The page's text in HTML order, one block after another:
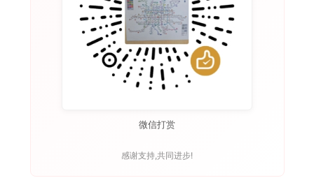
微信打赏
感谢支持,共同进步!